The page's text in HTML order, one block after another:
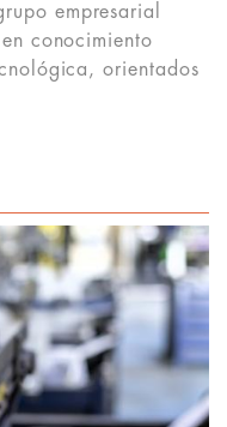
empresarial
conocimiento
orientados